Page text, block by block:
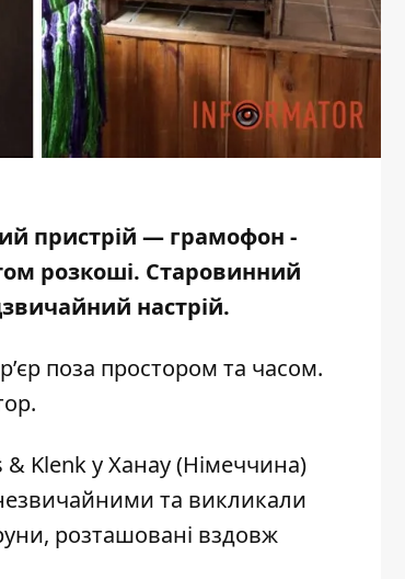
пристрій — грамофон -
розкоші. Старовинний
настрій.
поза простором та часом.
Klenk у Ханау (Німеччина)
та викликали
розташовані вздовж